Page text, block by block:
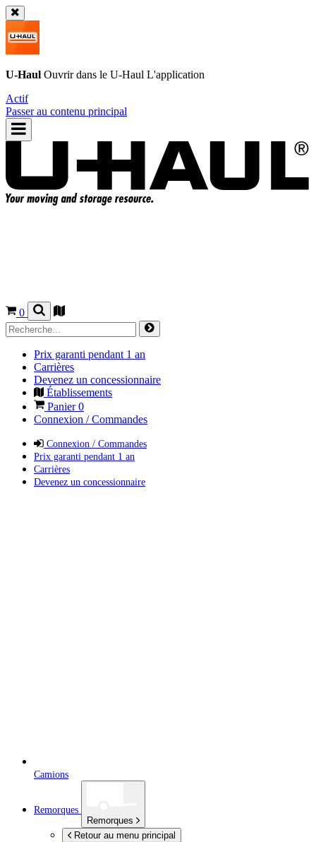
U-Haul Ouvrir dans le U-Haul L'application
Actif
Passer au contenu principal
0
Prix garanti pendant 1 an
Carrières
Devenez un concessionnaire
Établissements
Panier0
Connexion / Commandes
Connexion / Commandes
Prix garanti pendant 1 an
Carrières
Devenez un concessionnaire
Camions
Remorques
Remorques
Retour au menu principal